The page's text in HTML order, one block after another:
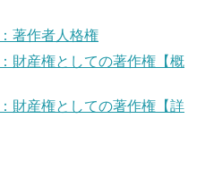
著作者人格権
財産権としての著作権【概
財産権としての著作権【詳